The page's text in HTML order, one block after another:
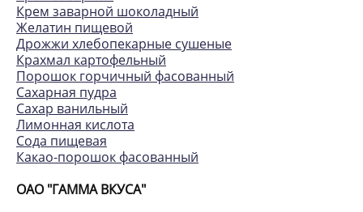
Крем заварной шоколадный
Желатин пищевой
Дрожжи хлебопекарные сушеные
Крахмал картофельный
Порошок горчичный фасованный
Сахарная пудра
Сахар ванильный
Лимонная кислота
Сода пищевая
Какао-порошок фасованный
ОАО "ГАММА ВКУСА"